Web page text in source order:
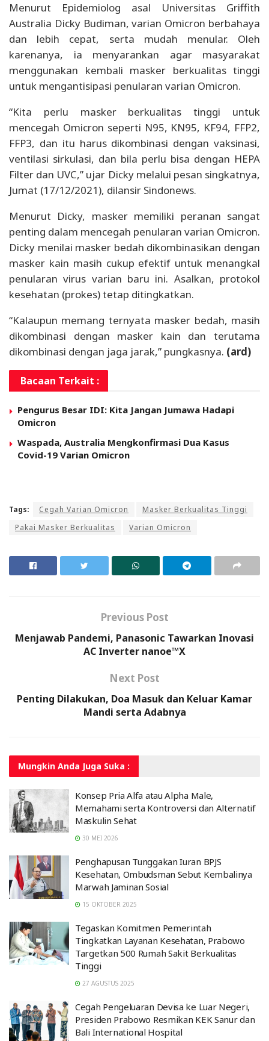
Menurut Epidemiolog asal Universitas Griffith
Australia Dicky Budiman, varian Omicron berbahaya
dan lebih cepat, serta mudah menular. Oleh
karenanya, ia menyarankan agar masyarakat
menggunakan kembali masker berkualitas tinggi
untuk mengantisipasi penularan varian Omicron.
“Kita perlu masker berkualitas tinggi untuk
mencegah Omicron seperti N95, KN95, KF94, FFP2,
FFP3, dan itu harus dikombinasi dengan vaksinasi,
ventilasi sirkulasi, dan bila perlu bisa dengan HEPA
Filter dan UVC,” ujar Dicky melalui pesan singkatnya,
Jumat (17/12/2021), dilansir Sindonews.
Menurut Dicky, masker memiliki peranan sangat
penting dalam mencegah penularan varian Omicron.
Dicky menilai masker bedah dikombinasikan dengan
masker kain masih cukup efektif untuk menangkal
penularan virus varian baru ini. Asalkan, protokol
kesehatan (prokes) tetap ditingkatkan.
“Kalaupun memang ternyata masker bedah, masih
dikombinasi dengan masker kain dan terutama
dikombinasi dengan jaga jarak,” pungkasnya. (ard)
Bacaan Terkait :
Pengurus Besar IDI: Kita Jangan Jumawa Hadapi
Omicron
Waspada, Australia Mengkonfirmasi Dua Kasus
Covid-19 Varian Omicron
Tags: Cegah Varian Omicron
Masker Berkualitas Tinggi
Pakai Masker Berkualitas
Varian Omicron
Previous Post
Menjawab Pandemi, Panasonic Tawarkan Inovasi
AC Inverter nanoe™X
Next Post
Penting Dilakukan, Doa Masuk dan Keluar Kamar
Mandi serta Adabnya
Mungkin Anda Juga Suka :
Konsep Pria Alfa atau Alpha Male,
Memahami serta Kontroversi dan Alternatif
Maskulin Sehat
30 MEI 2026
Penghapusan Tunggakan Iuran BPJS
Kesehatan, Ombudsman Sebut Kembalinya
Marwah Jaminan Sosial
15 OKTOBER 2025
Tegaskan Komitmen Pemerintah
Tingkatkan Layanan Kesehatan, Prabowo
Targetkan 500 Rumah Sakit Berkualitas
Tinggi
27 AGUSTUS 2025
Cegah Pengeluaran Devisa ke Luar Negeri,
Presiden Prabowo Resmikan KEK Sanur dan
Bali International Hospital